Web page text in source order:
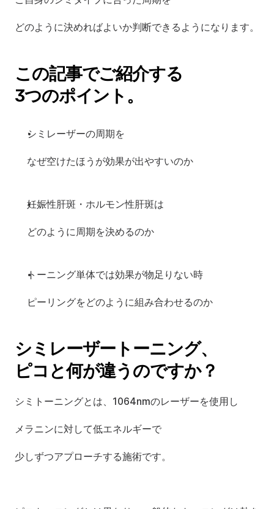
どのように決めればよいか判断できるようになります。
この記事でご紹介する
3つのポイント。
シミレーザーの周期を
なぜ空けたほうが効果が出やすいのか
妊娠性肝斑・ホルモン性肝斑は
どのように周期を決めるのか
トーニング単体では効果が物足りない時
ピーリングをどのように組み合わせるのか
シミレーザートーニング、
ピコと何が違うのですか？
シミトーニングとは、1064nmのレーザーを使用し
メラニンに対して低エネルギーで
少しずつアプローチする施術です。